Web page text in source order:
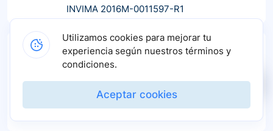
INVIMA 2016M-0011597-R1
Gofen clearcap
Cápsulas blandas
50 und
10 und
60 und
Mega Lifesciences
Utilizamos cookies para mejorar tu
experiencia según nuestros términos y
condiciones.
Aceptar cookies